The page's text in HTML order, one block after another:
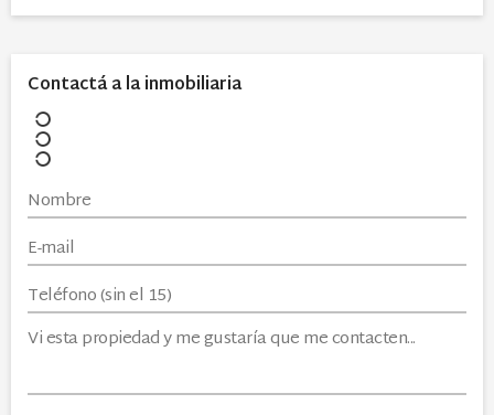
Contactá a la inmobiliaria